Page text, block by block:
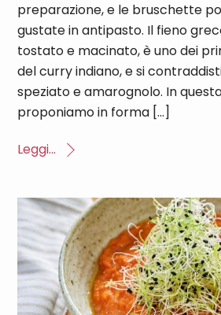
preparazione, e le bruschette
gustate in antipasto. Il fieno
tostato e macinato, è uno dei
del curry indiano, e si
speziato e amarognolo. In
proponiamo in forma […]
Leggi...